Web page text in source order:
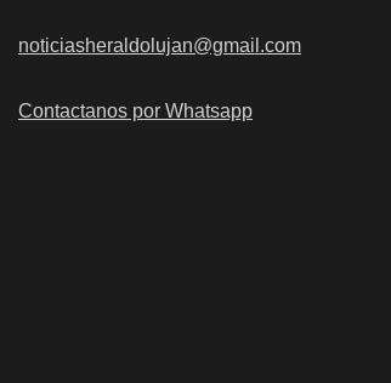
noticiasheraldolujan@gmail.com
Contactanos por Whatsapp